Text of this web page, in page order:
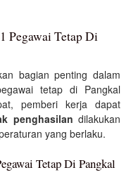
Pegawai Tetap Di
bagian penting dalam
tetap di Pangkal
pemberi kerja dapat
penghasilan dilakukan
yang berlaku.
Tetap Di Pangkal